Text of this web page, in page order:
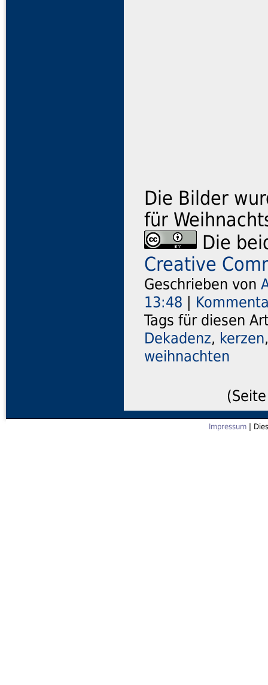
Die Bilder
für
Die
Creative
Geschrieben von
13:48 |
Tags für diesen
Dekadenz, kerzen
weihnachten
Impressum |